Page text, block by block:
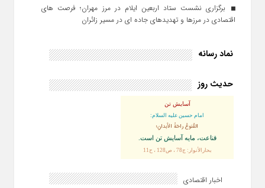
برگزاری نشست ستاد اربعین ایلام در مرز مهران؛ فرصت‌ های
اقتصادی در مرزها و تهدیدهای جاده‌ ای در مسیر زائران
نماد رسانه
حدیث روز
آسایش تن
امام حسین علیه السلام:
القُنوعُ راحَةُ الأبدانِ؛
قناعت، مايه آسايش تن است.
بحارالأنوار: ج78 ، ص128 ، ح11
اخبار اقتصادی